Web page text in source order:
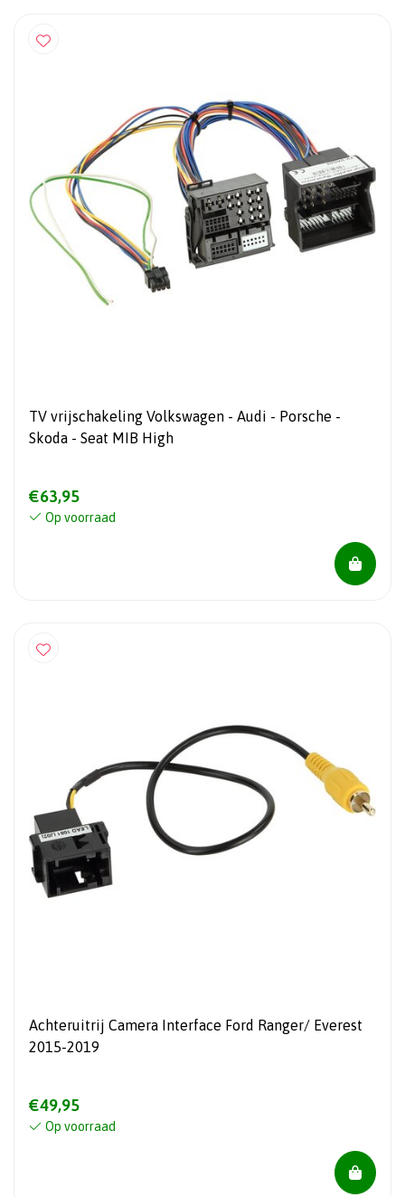
TV vrijschakeling Volkswagen - Audi - Porsche -
Skoda - Seat MIB High
€63,95
Op voorraad
Achteruitrij Camera Interface Ford Ranger/ Everest
2015-2019
€49,95
Op voorraad